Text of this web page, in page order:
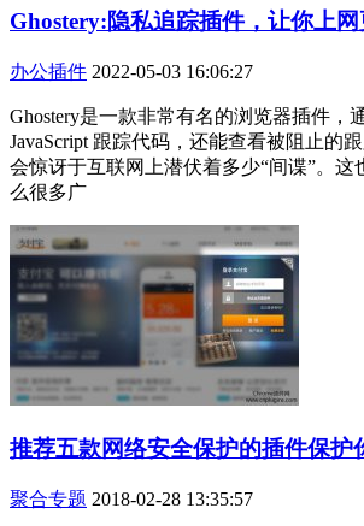
Ghostery:隐私追踪插件，让你上网
办公插件 2022-05-03 16:06:27
Ghostery是一款非常有名的浏览器插件，
JavaScript 跟踪代码，还能查看被阻止的
会惊讶于互联网上潜伏着多少“间谍”。这
么很多广
推荐五款网络安全保护的插件保护
聚合专题 2018-02-28 13:35:57